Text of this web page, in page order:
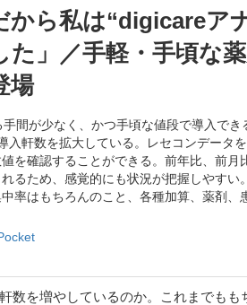
から私は“digicareア
た」／手軽・手頃な
場
間が少なく、かつ手頃な値段で導入でき
入軒数を拡大している。レセコンデータ
を確認することができる。前年比、前
るため、感覚的にも状況が把握しやす
率はもちろんのこと、各種加算、薬剤、
数を増やしているのか。これまでもも